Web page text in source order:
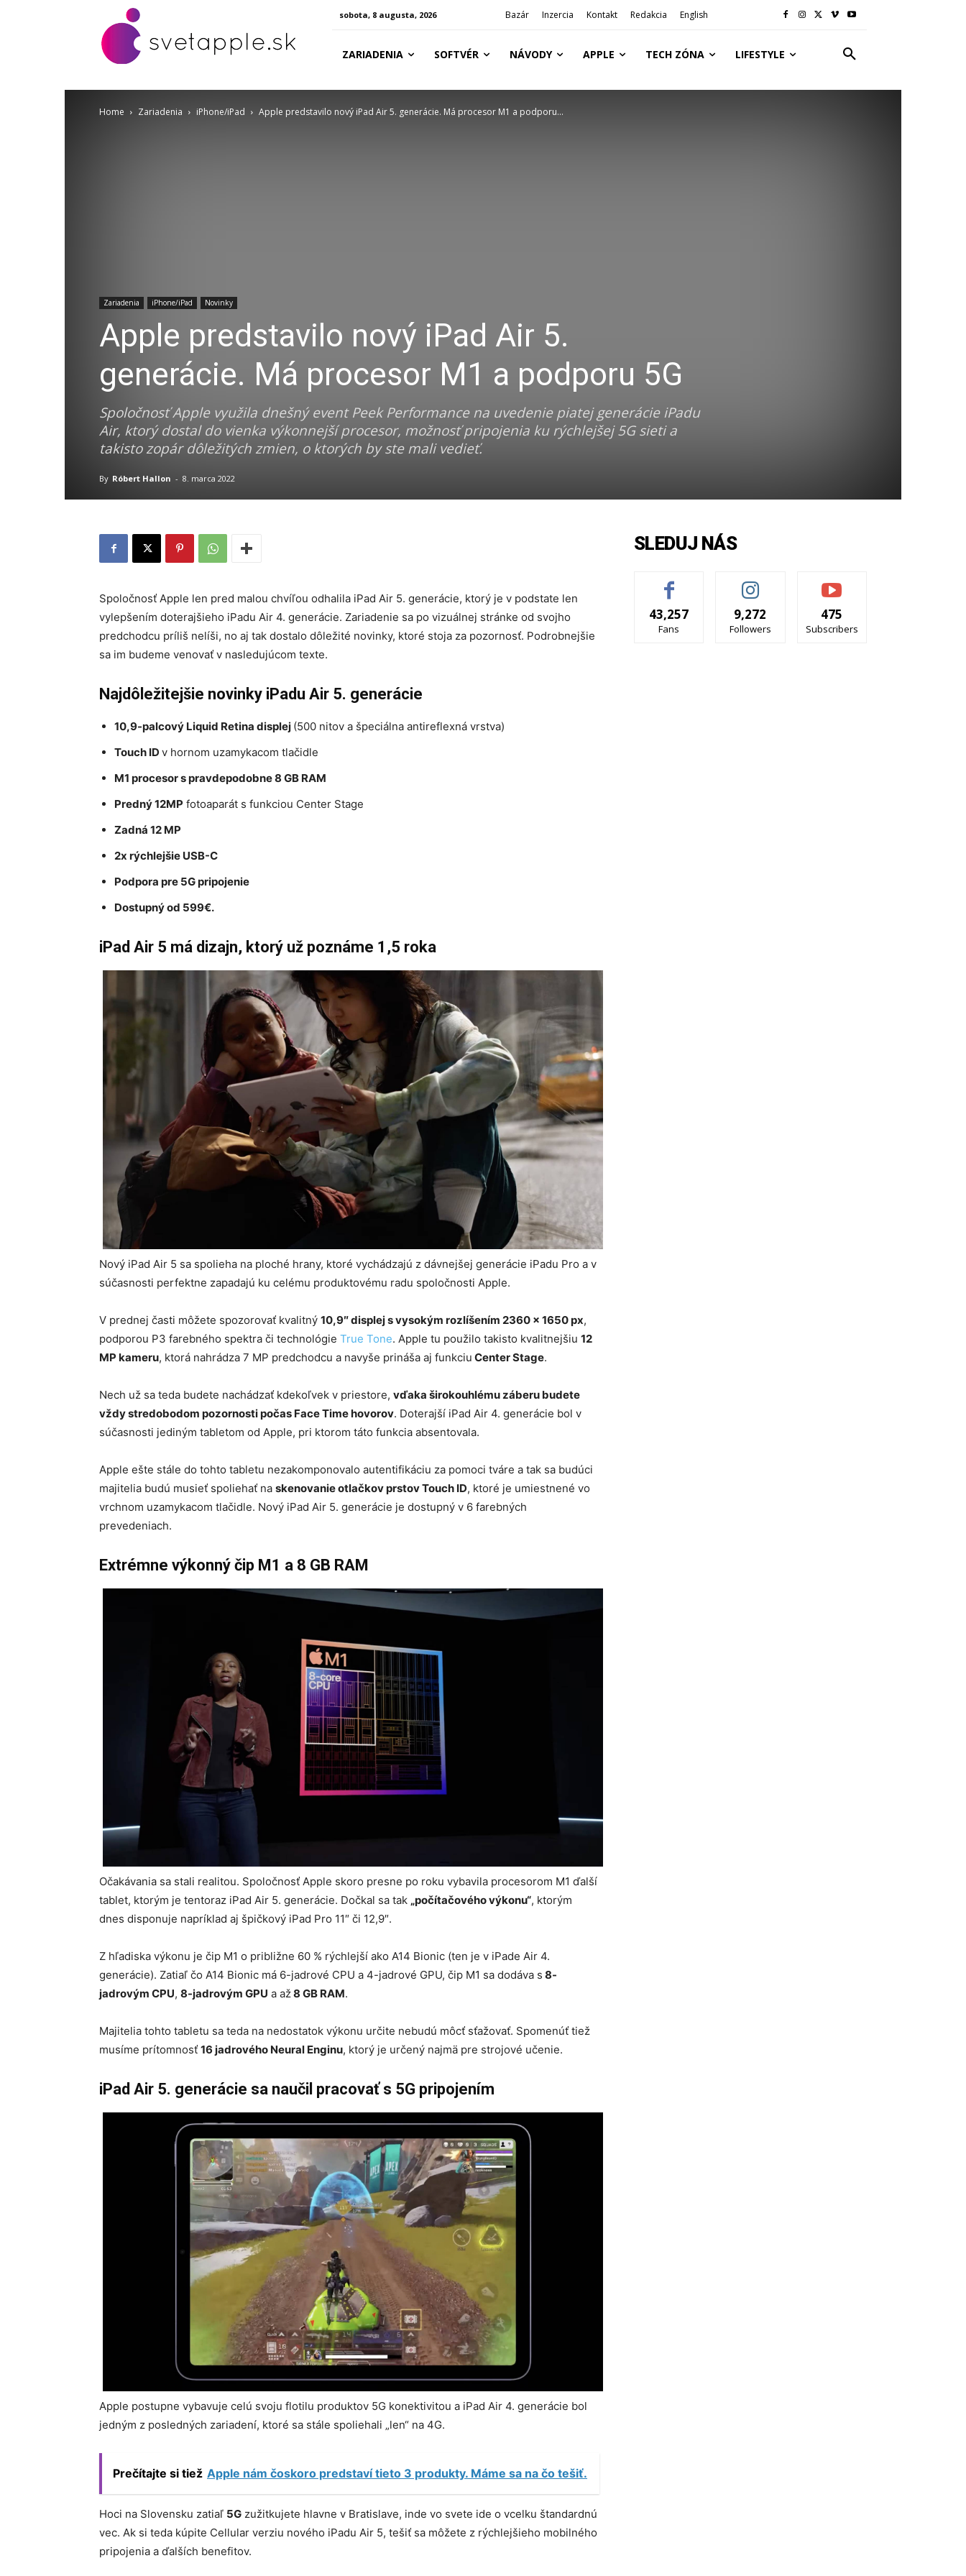
sobota, 8 augusta, 2026 Bazár Inzercia Kontakt Redakcia English
ZARIADENIA SOFTVÉR NÁVODY APPLE TECH ZÓNA LIFESTYLE
Home Zariadenia iPhone/iPad Apple predstavilo nový iPad Air 5. generácie. Má procesor M1 a podporu...
Zariadenia iPhone/iPad Novinky
Apple predstavilo nový iPad Air 5.
generácie. Má procesor M1 a podporu 5G
Spoločnosť Apple využila dnešný event Peek Performance na uvedenie piatej generácie iPadu
Air, ktorý dostal do vienka výkonnejší procesor, možnosť pripojenia ku rýchlejšej 5G sieti a
takisto zopár dôležitých zmien, o ktorých by ste mali vedieť.
By Róbert Hallon - 8. marca 2022
Spoločnosť Apple len pred malou chvíľou odhalila iPad Air 5. generácie, ktorý je v podstate len
vylepšením doterajšieho iPadu Air 4. generácie. Zariadenie sa po vizuálnej stránke od svojho
predchodcu príliš nelíši, no aj tak dostalo dôležité novinky, ktoré stoja za pozornosť. Podrobnejšie
sa im budeme venovať v nasledujúcom texte.
Najdôležitejšie novinky iPadu Air 5. generácie
10,9-palcový Liquid Retina displej (500 nitov a špeciálna antireflexná vrstva)
Touch ID v hornom uzamykacom tlačidle
M1 procesor s pravdepodobne 8 GB RAM
Predný 12MP fotoaparát s funkciou Center Stage
Zadná 12 MP
2x rýchlejšie USB-C
Podpora pre 5G pripojenie
Dostupný od 599€.
iPad Air 5 má dizajn, ktorý už poznáme 1,5 roka
Nový iPad Air 5 sa spolieha na ploché hrany, ktoré vychádzajú z dávnejšej generácie iPadu Pro a v
súčasnosti perfektne zapadajú ku celému produktovému radu spoločnosti Apple.
V prednej časti môžete spozorovať kvalitný 10,9″ displej s vysokým rozlíšením 2360 x 1650 px,
podporou P3 farebného spektra či technológie True Tone. Apple tu použilo takisto kvalitnejšiu 12
MP kameru, ktorá nahrádza 7 MP predchodcu a navyše prináša aj funkciu Center Stage.
Nech už sa teda budete nachádzať kdekoľvek v priestore, vďaka širokouhlému záberu budete
vždy stredobodom pozornosti počas Face Time hovorov. Doterajší iPad Air 4. generácie bol v
súčasnosti jediným tabletom od Apple, pri ktorom táto funkcia absentovala.
Apple ešte stále do tohto tabletu nezakomponovalo autentifikáciu za pomoci tváre a tak sa budúci
majitelia budú musieť spoliehať na skenovanie otlačkov prstov Touch ID, ktoré je umiestnené vo
vrchnom uzamykacom tlačidle. Nový iPad Air 5. generácie je dostupný v 6 farebných
prevedeniach.
Extrémne výkonný čip M1 a 8 GB RAM
Očakávania sa stali realitou. Spoločnosť Apple skoro presne po roku vybavila procesorom M1 ďalší
tablet, ktorým je tentoraz iPad Air 5. generácie. Dočkal sa tak „počítačového výkonu“, ktorým
dnes disponuje napríklad aj špičkový iPad Pro 11″ či 12,9″.
Z hľadiska výkonu je čip M1 o približne 60 % rýchlejší ako A14 Bionic (ten je v iPade Air 4.
generácie). Zatiaľ čo A14 Bionic má 6-jadrové CPU a 4-jadrové GPU, čip M1 sa dodáva s 8-
jadrovým CPU, 8-jadrovým GPU a až8 GB RAM.
Majitelia tohto tabletu sa teda na nedostatok výkonu určite nebudú môcť sťažovať. Spomenúť tiež
musíme prítomnosť 16 jadrového Neural Enginu, ktorý je určený najmä pre strojové učenie.
iPad Air 5. generácie sa naučil pracovať s 5G pripojením
Apple postupne vybavuje celú svoju flotilu produktov 5G konektivitou a iPad Air 4. generácie bol
jedným z posledných zariadení, ktoré sa stále spoliehali „len“ na 4G.
Prečítajte si tiež Apple nám čoskoro predstaví tieto 3 produkty. Máme sa na čo tešiť.
Hoci na Slovensku zatiaľ 5G zužitkujete hlavne v Bratislave, inde vo svete ide o vcelku štandardnú
vec. Ak si teda kúpite Cellular verziu nového iPadu Air 5, tešiť sa môžete z rýchlejšieho mobilného
pripojenia a ďalších benefitov.
SLEDUJ NÁS
43,257
Fans
9,272
Followers
475
Subscribers